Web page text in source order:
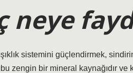
neye
sistemini güçlendirmek,
zengin bir mineral kaynağıdır